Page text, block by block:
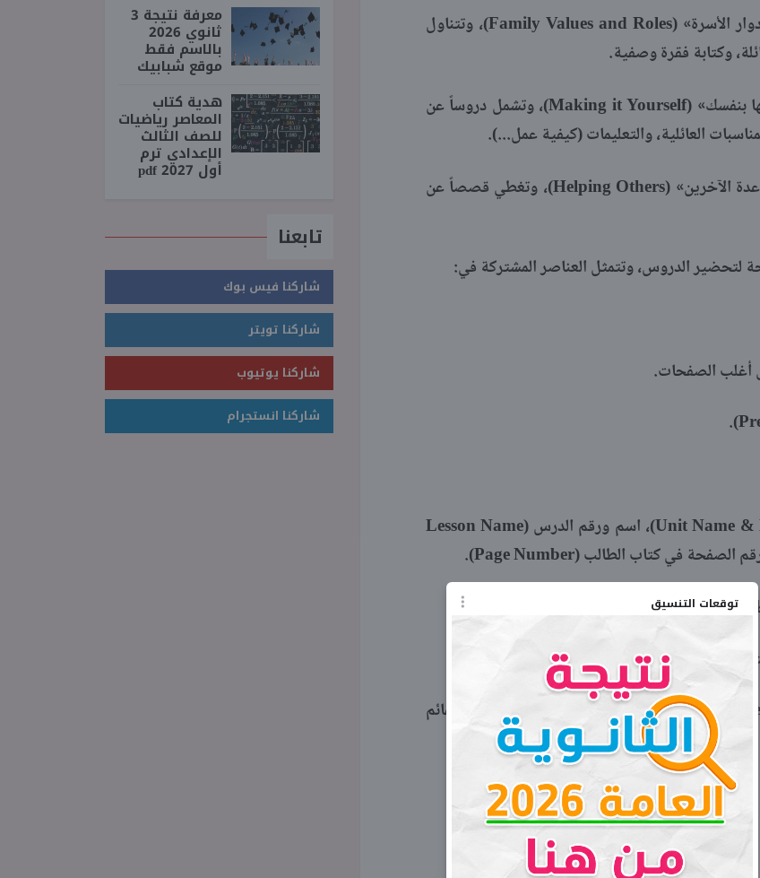
توقعات التنسيق
بعنوان «قيم وأدوار الأسرة» (Family Values and Roles)، وتتناول
وكتابة فقرة وصفية.
بعنوان «اصنعها بنفسك» (Making it Yourself)، وتشمل دروساً عن
العائلية، والتعليمات (كيفية عمل...).
بعنوان «مساعدة الآخرين» (Helping Others)، وتغطي قصصاً عن
لتحضير الدروس، وتتمثل العناصر المشتركة في:
يحتوي دائماً على: اسم ورقم الوحدة (Unit Name & Number)، اسم ورقم الدرس (Lesson Name
2. استراتيجيات التدريس (Teaching Strategies): مثل القراءة للفهم، بناء المفردات، أو التعلم القائم
وتنقسم عادة إلى:
معرفة نتيجة 3
ثانوي 2026
بالاسم فقط
موقع شبابيك
هدية كتاب
المعاصر رياضيات
للصف الثالث
الإعدادي ترم
أول 2027 pdf
تابعنا
شاركنا فيس بوك
شاركنا تويتر
شاركنا يوتيوب
شاركنا انستجرام